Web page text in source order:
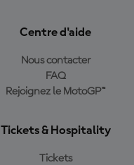
Centre d'aide
Nous contacter
FAQ
Rejoignez le MotoGP™
Tickets & Hospitality
Tickets